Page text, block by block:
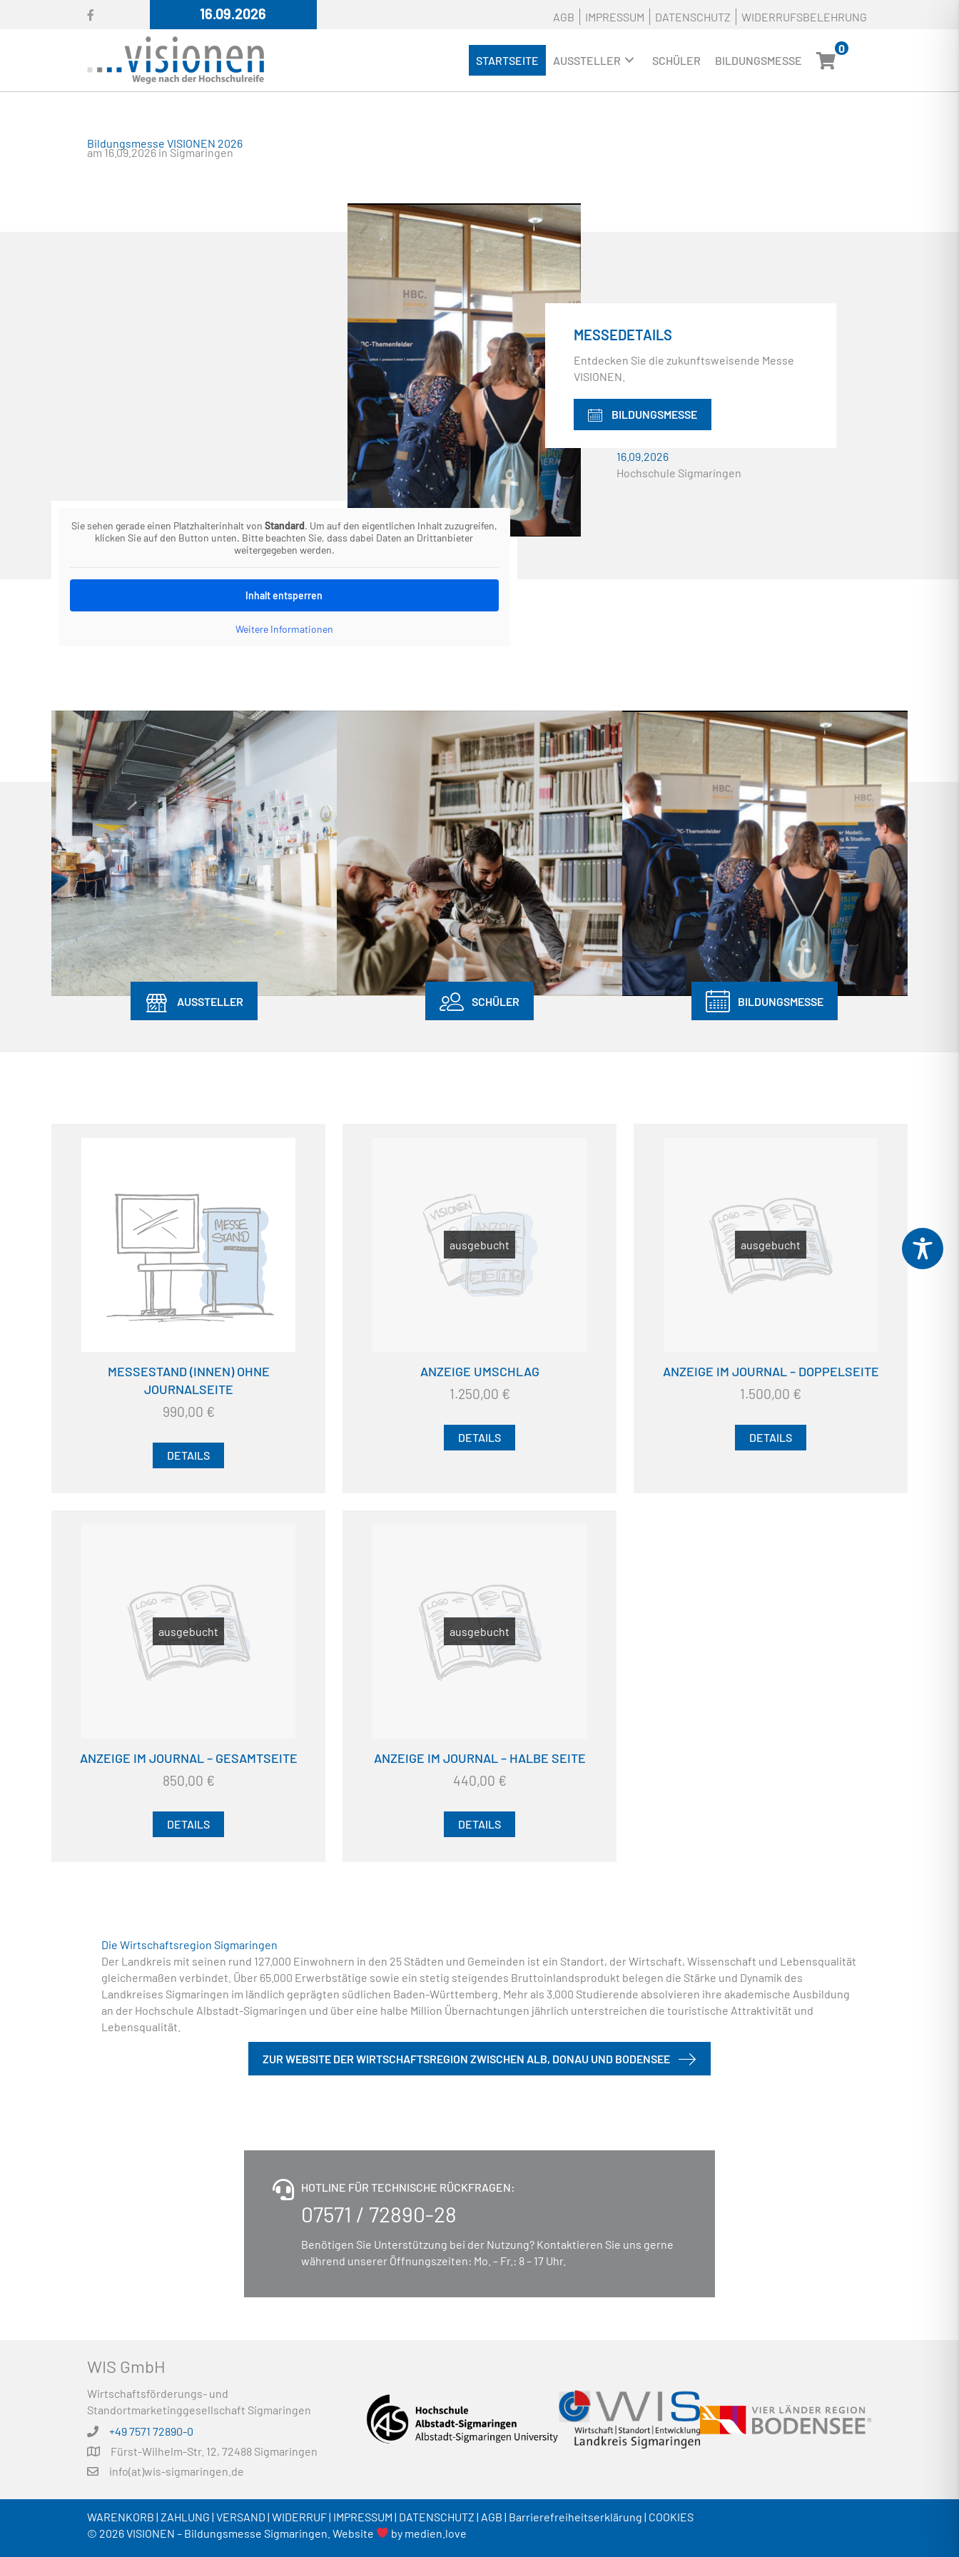
16.09.2026 AGB IMPRESSUM DATENSCHUTZ WIDERRUFSBELEHRUNG
STARTSEITE AUSSTELLER SCHÜLER BILDUNGSMESSE
0
Bildungsmesse VISIONEN 2026
am 16.09.2026 in Sigmaringen
MESSEDETAILS
Entdecken Sie die zukunftsweisende Messe
VISIONEN.
BILDUNGSMESSE
16.09.2026
Hochschule Sigmaringen
Sie sehen gerade einen Platzhalterinhalt von Standard. Um auf den eigentlichen Inhalt zuzugreifen,
klicken Sie auf den Button unten. Bitte beachten Sie, dass dabei Daten an Drittanbieter
weitergegeben werden.
Inhalt entsperren
Weitere Informationen
AUSSTELLER SCHÜLER BILDUNGSMESSE
MESSESTAND (INNEN) OHNE
JOURNALSEITE
990,00 €
DETAILS
ausgebucht
ANZEIGE UMSCHLAG
1.250,00 €
DETAILS
ausgebucht
ANZEIGE IM JOURNAL – DOPPELSEITE
1.500,00 €
DETAILS
ausgebucht
ANZEIGE IM JOURNAL – GESAMTSEITE
850,00 €
DETAILS
ausgebucht
ANZEIGE IM JOURNAL – HALBE SEITE
440,00 €
DETAILS
Die Wirtschaftsregion Sigmaringen
Der Landkreis mit seinen rund 127.000 Einwohnern in den 25 Städten und Gemeinden ist ein Standort, der Wirtschaft, Wissenschaft und Lebensqualität
gleichermaßen verbindet. Über 65.000 Erwerbstätige sowie ein stetig steigendes Bruttoinlandsprodukt belegen die Stärke und Dynamik des
Landkreises Sigmaringen im ländlich geprägten südlichen Baden-Württemberg. Mehr als 3.000 Studierende absolvieren ihre akademische Ausbildung
an der Hochschule Albstadt-Sigmaringen und über eine halbe Million Übernachtungen jährlich unterstreichen die touristische Attraktivität und
Lebensqualität.
ZUR WEBSITE DER WIRTSCHAFTSREGION ZWISCHEN ALB, DONAU UND BODENSEE
HOTLINE FÜR TECHNISCHE RÜCKFRAGEN:
07571 / 72890-28
Benötigen Sie Unterstützung bei der Nutzung? Kontaktieren Sie uns gerne
während unserer Öffnungszeiten: Mo. – Fr.: 8 – 17 Uhr.
WIS GmbH
Wirtschaftsförderungs- und
Standortmarketinggesellschaft Sigmaringen
+49 7571 72890-0
Fürst-Wilhelm-Str. 12, 72488 Sigmaringen
info(at)wis-sigmaringen.de
WARENKORB | ZAHLUNG | VERSAND | WIDERRUF| IMPRESSUM | DATENSCHUTZ | AGB | Barrierefreiheitserklärung | COOKIES
© 2026 VISIONEN – Bildungsmesse Sigmaringen. Website
by medien.love